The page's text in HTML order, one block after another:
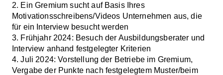
2. Ein Gremium sucht auf Basis Ihres
Motivationsschreibens/Videos Unternehmen aus, die
für ein Interview besucht werden
3. Frühjahr 2024: Besuch der Ausbildungsberater und
Interview anhand festgelegter Kriterien
4. Juli 2024: Vorstellung der Betriebe im Gremium,
Vergabe der Punkte nach festgelegtem Muster/beim